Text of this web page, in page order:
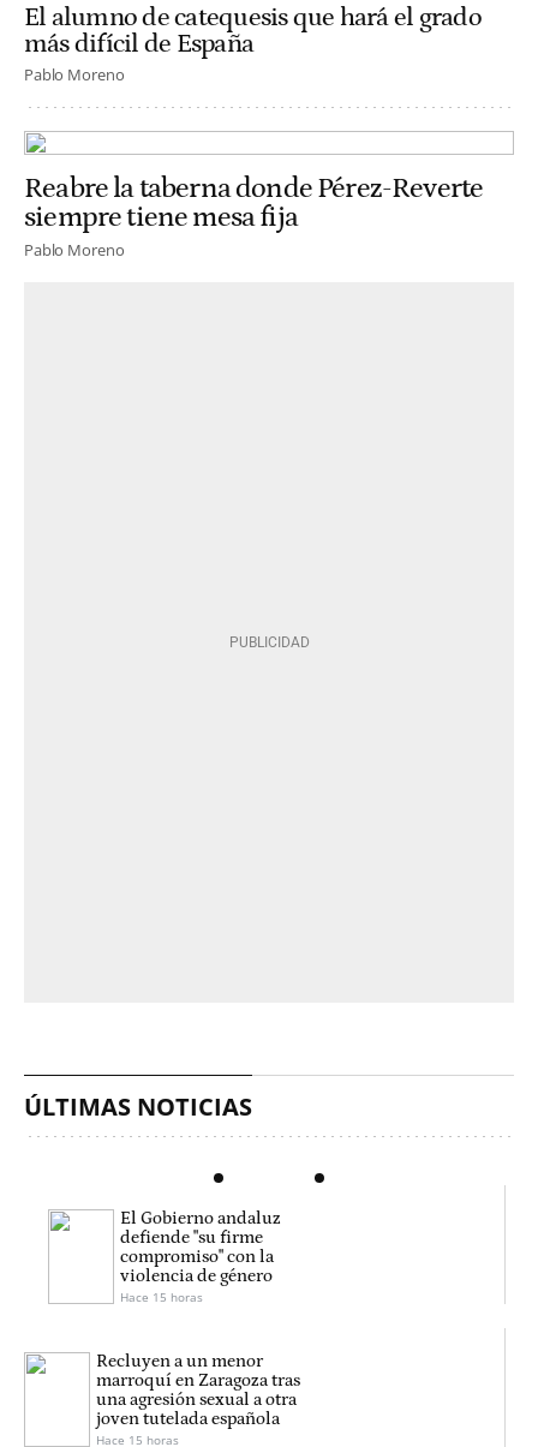
El alumno de catequesis que hará el grado
más difícil de España
Pablo Moreno
Reabre la taberna donde Pérez-Reverte
siempre tiene mesa fija
Pablo Moreno
ÚLTIMAS NOTICIAS
El Gobierno andaluz
defiende "su firme
compromiso" con la
violencia de género
Hace 15 horas
Recluyen a un menor
marroquí en Zaragoza tras
una agresión sexual a otra
joven tutelada española
Hace 15 horas